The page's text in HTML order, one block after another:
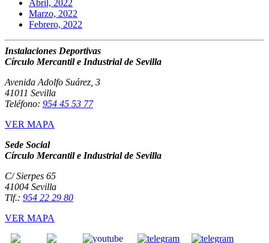
Abril, 2022
Marzo, 2022
Febrero, 2022
Instalaciones Deportivas
Círculo Mercantil e Industrial de Sevilla
Avenida Adolfo Suárez, 3
41011 Sevilla
Teléfono: 954 45 53 77
VER MAPA
Sede Social
Círculo Mercantil e Industrial de Sevilla
C/ Sierpes 65
41004 Sevilla
Tlf.: 954 22 29 80
VER MAPA